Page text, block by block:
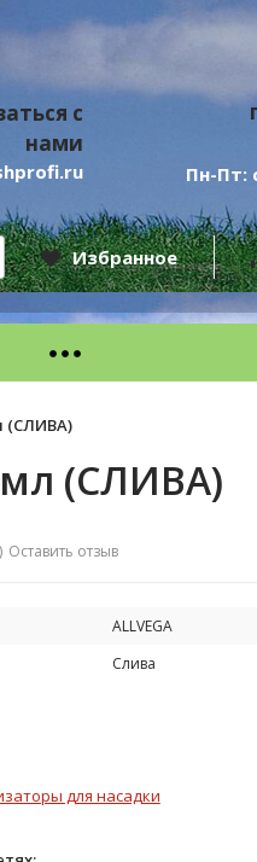
с
нами
Пн-Пт:
Избранное
(СЛИВА)
(СЛИВА)
Оставить отзыв
ALLVEGA
Слива
для насадки